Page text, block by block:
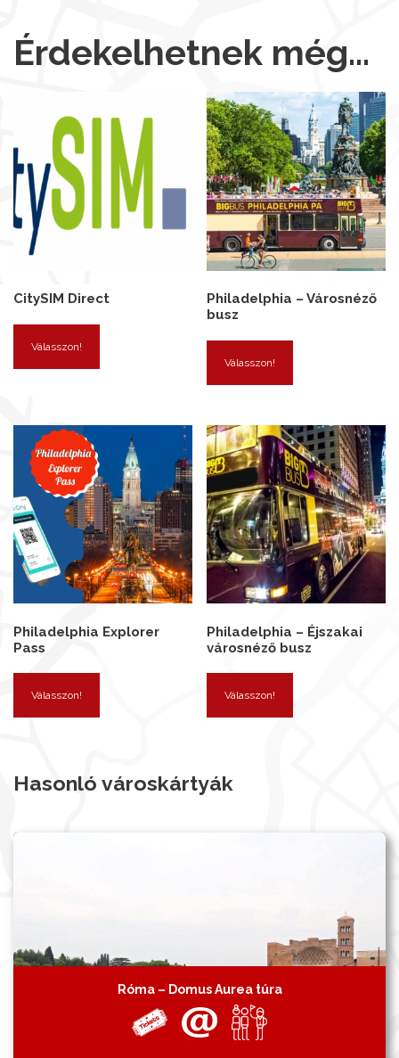
Érdekelhetnek még…
CitySIM Direct
Válasszon!
Philadelphia – Városnéző
busz
Válasszon!
Philadelphia Explorer
Pass
Válasszon!
Philadelphia – Éjszakai
városnéző busz
Válasszon!
Hasonló városkártyák
Róma – Domus Aurea túra